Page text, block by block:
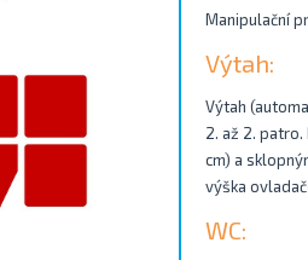
Manipulační
Výtah:
Výtah
2. až 2.
cm) a
výška
WC: